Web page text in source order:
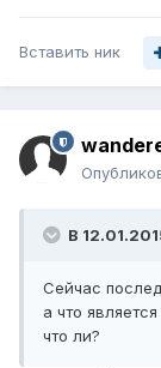
Вставить ник
В
Сейчас
а что
что ли?